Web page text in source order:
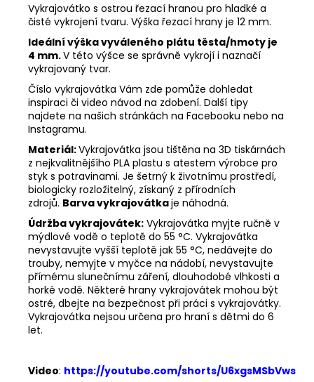
Vykrajovátko s ostrou řezací hranou pro hladké a
čisté vykrojení tvaru. Výška řezací hrany je 12 mm.
Ideální výška vyváleného plátu těsta/hmoty je
4 mm.V této výšce se správně vykrojí i naznačí
vykrajovaný tvar.
Číslo vykrajovátka Vám zde pomůže dohledat
inspiraci či video návod na zdobení. Další tipy
najdete na našich stránkách na Facebooku nebo na
Instagramu.
Materiál:Vykrajovátka jsou tištěna na 3D tiskárnách
z nejkvalitnějšího PLA plastu s atestem výrobce pro
styk s potravinami. Je šetrný k životnímu prostředí,
biologicky rozložitelný, získaný z přírodních
zdrojů. Barva vykrajovátkaje náhodná.
Údržba vykrajovátek: Vykrajovátka myjte ručně v
mýdlové vodě o teplotě do 55 °C. Vykrajovátka
nevystavujte vyšší teplotě jak 55 °C, nedávejte do
trouby, nemyjte v myčce na nádobí, nevystavujte
přímému slunečnímu záření, dlouhodobé vlhkosti a
horké vodě. Některé hrany vykrajovátek mohou být
ostré, dbejte na bezpečnost při práci s vykrajovátky.
Vykrajovátka nejsou určena pro hraní s dětmi do 6
let.
Video: https://youtube.com/shorts/U6xgsMSbVws